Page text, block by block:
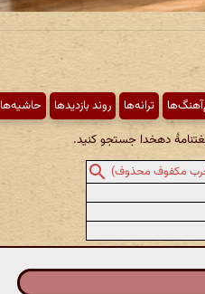
ترانه‌ها روند بازدیدها حاشیه‌ها
دهخدا جستجو کنید.
مکفوف محذوف)